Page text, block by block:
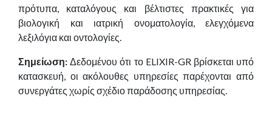
R
πρότυπα, καταλόγους και βέλτιστες πρακτικές για
βιολογική και ιατρική ονοματολογία, ελεγχόμενα
λεξιλόγια και οντολογίες.
Σημείωση: Δεδομένου ότι το ELIXIR-GR βρίσκεται υπό
κατασκευή, οι ακόλουθες υπηρεσίες παρέχονται από
συνεργάτες χωρίς σχέδιο παράδοσης υπηρεσίας.